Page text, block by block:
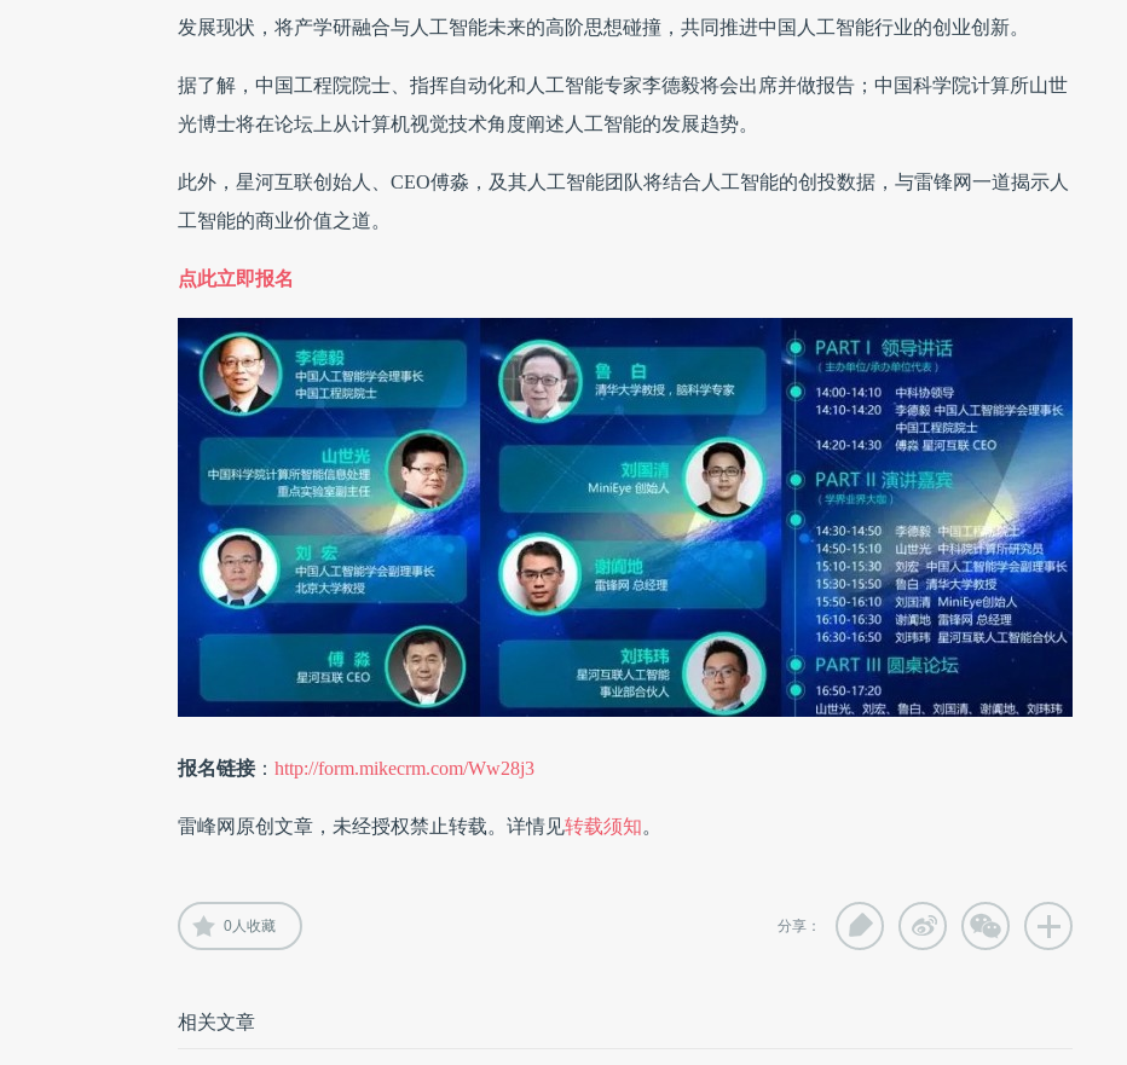
发展现状，将产学研融合与人工智能未来的高阶思想碰撞，共同推进中国人工智能行业的创业创新。
据了解， 中国工程院院士、指挥自动化和人工智能专家李德毅将会出席并做报告；中国科学院计算所山世
光博士将在论坛上从计算机视觉技术角度阐述人工智能的发展趋势。
此外，星河互联创始人、CEO傅淼，及其人工智能团队将结合人工智能的创投数据，与雷锋网一道揭示人
工智能的商业价值之道。
点此立即报名
报名链接： http://form.mikecrm.com/Ww28j3
雷峰网原创文章，未经授权禁止转载。详情见转载须知。
0人收藏 分享：
相关文章